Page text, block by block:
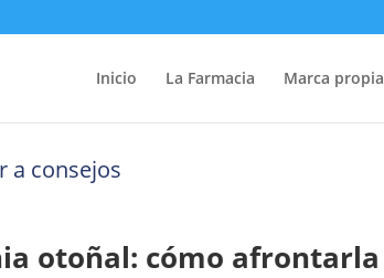
Inicio La Farmacia Marca propia
a consejos
otoñal: cómo afrontarla